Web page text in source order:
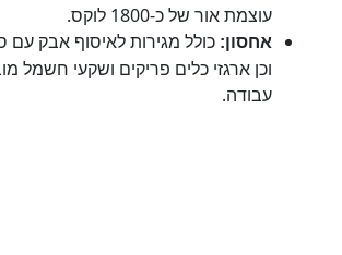
עוצמת אור של כ-1800 לוקס.
אחסון: כולל מגירות לאיסוף אבק עם
וכן ארגזי כלים פריקים ושקעי חשמל
עבודה.